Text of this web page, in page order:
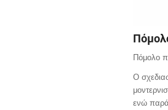
Πόμολο
Ο
ενώ